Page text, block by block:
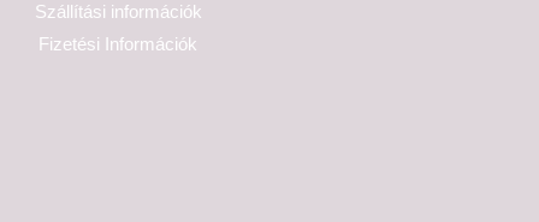
Szállítási információk
Fizetési Információk